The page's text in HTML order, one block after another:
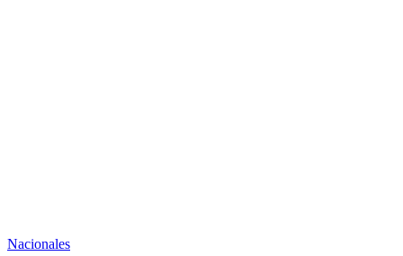
Nacionales